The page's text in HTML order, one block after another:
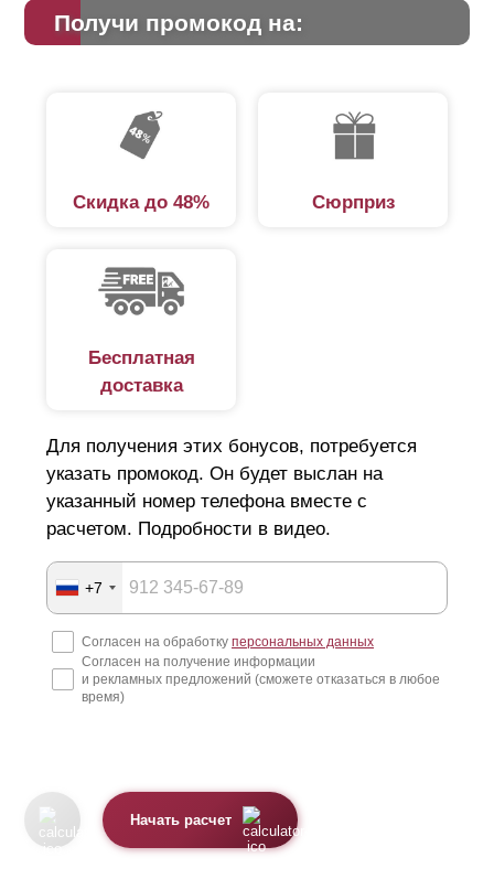
Получи промокод на:
Скидка до 48% Сюрприз
Бесплатная
доставка
Для получения этих бонусов, потребуется
указать промокод. Он будет выслан на
указанный номер телефона вместе с
расчетом. Подробности в видео.
+7
Согласен на обработку персональных данных
Согласен на получение информации
и рекламных предложений (сможете отказаться в любое
время)
Начать расчет